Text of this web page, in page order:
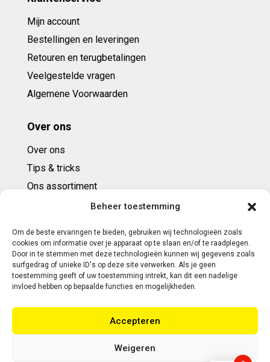
Beheer toestemming
Om de beste ervaringen te bieden, gebruiken wij technologieën zoals
cookies om informatie over je apparaat op te slaan en/of te raadplegen.
Door in te stemmen met deze technologieën kunnen wij gegevens zoals
surfgedrag of unieke ID's op deze site verwerken. Als je geen
toestemming geeft of uw toestemming intrekt, kan dit een nadelige
invloed hebben op bepaalde functies en mogelijkheden.
Accepteren
Weigeren
Mijn account
Bestellingen en leveringen
Retouren en terugbetalingen
Veelgestelde vragen
Algemene Voorwaarden
Over ons
Over ons
Tips & tricks
Ons assortiment
Contact
E: info@ntbespanservice.nl
+31 (0)6-5188 0267
Adres:
5171SL KAATSHEUVEL